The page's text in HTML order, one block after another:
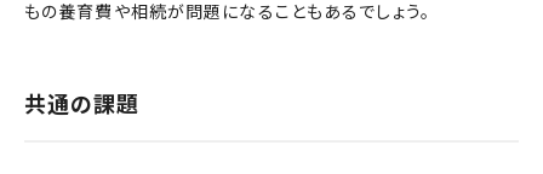
もの養育費や相続が問題になることもあるでしょう。
共通の課題